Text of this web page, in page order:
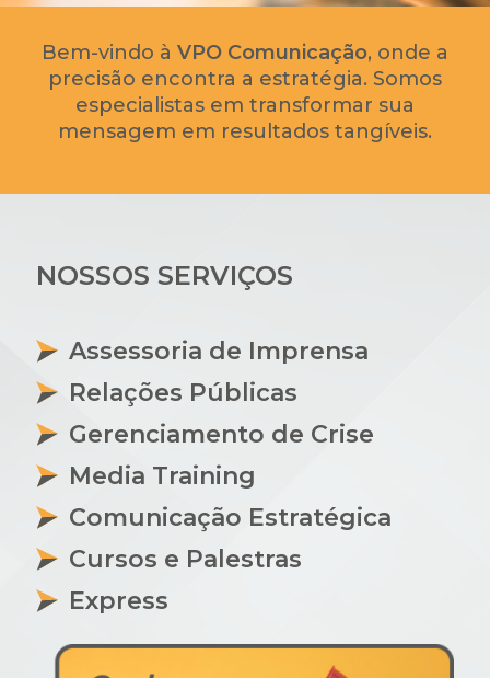
Bem-vindo à VPO Comunicação, onde a
precisão encontra a estratégia. Somos
especialistas em transformar sua
mensagem em resultados tangíveis.
NOSSOS SERVIÇOS
Assessoria de Imprensa
Relações Públicas
Gerenciamento de Crise
Media Training
Comunicação Estratégica
Cursos e Palestras
Express